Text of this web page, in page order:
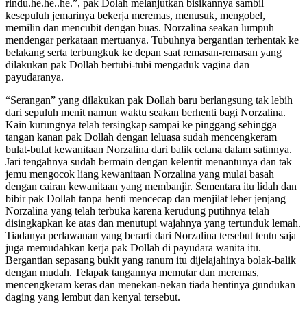
rindu.he.he..he.”, pak Dolah melanjutkan bisikannya sambil
kesepuluh jemarinya bekerja meremas, menusuk, mengobel,
memilin dan mencubit dengan buas. Norzalina seakan lumpuh
mendengar perkataan mertuanya. Tubuhnya bergantian terhentak ke
belakang serta terbungkuk ke depan saat remasan-remasan yang
dilakukan pak Dollah bertubi-tubi mengaduk vagina dan
payudaranya.
“Serangan” yang dilakukan pak Dollah baru berlangsung tak lebih
dari sepuluh menit namun waktu seakan berhenti bagi Norzalina.
Kain kurungnya telah tersingkap sampai ke pinggang sehingga
tangan kanan pak Dollah dengan leluasa sudah mencengkeram
bulat-bulat kewanitaan Norzalina dari balik celana dalam satinnya.
Jari tengahnya sudah bermain dengan kelentit menantunya dan tak
jemu mengocok liang kewanitaan Norzalina yang mulai basah
dengan cairan kewanitaan yang membanjir. Sementara itu lidah dan
bibir pak Dollah tanpa henti mencecap dan menjilat leher jenjang
Norzalina yang telah terbuka karena kerudung putihnya telah
disingkapkan ke atas dan menutupi wajahnya yang tertunduk lemah.
Tiadanya perlawanan yang berarti dari Norzalina tersebut tentu saja
juga memudahkan kerja pak Dollah di payudara wanita itu.
Bergantian sepasang bukit yang ranum itu dijelajahinya bolak-balik
dengan mudah. Telapak tangannya memutar dan meremas,
mencengkeram keras dan menekan-nekan tiada hentinya gundukan
daging yang lembut dan kenyal tersebut.